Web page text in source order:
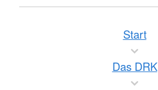
Start
Das DRK